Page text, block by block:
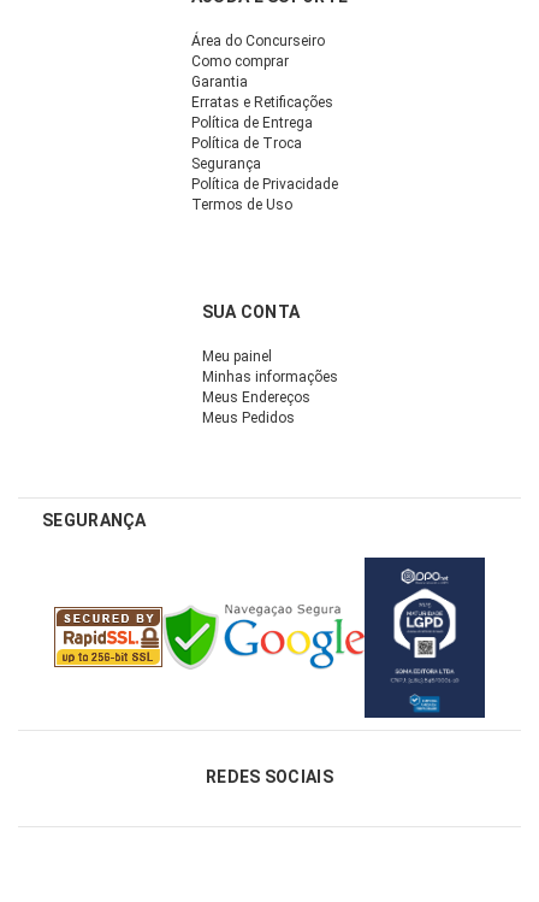
Área do Concurseiro
Como comprar
Garantia
Erratas e Retificações
Política de Entrega
Política de Troca
Segurança
Política de Privacidade
Termos de Uso
SUA CONTA
Meu painel
Minhas informações
Meus Endereços
Meus Pedidos
SEGURANÇA
REDES SOCIAIS